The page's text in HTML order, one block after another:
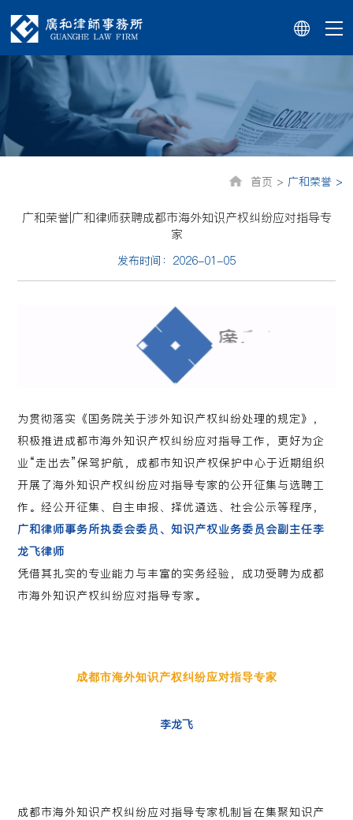
首页 > 广和荣誉 >
广和荣誉|广和律师获聘成都市海外知识产权纠纷应对指导专
家
发布时间：2026-01-05
为贯彻落实《国务院关于涉外知识产权纠纷处理的规定》，
积极推进成都市海外知识产权纠纷应对指导工作，更好为企
业“走出去”保驾护航，成都市知识产权保护中心于近期组织
开展了海外知识产权纠纷应对指导专家的公开征集与选聘工
作。经公开征集、自主申报、择优遴选、社会公示等程序，
广和律师事务所执委会委员、知识产权业务委员会副主任李
龙飞律师
凭借其扎实的专业能力与丰富的实务经验，成功受聘为成都
市海外知识产权纠纷应对指导专家。
成都市海外知识产权纠纷应对指导专家
李龙飞
成都市海外知识产权纠纷应对指导专家机制旨在集聚知识产